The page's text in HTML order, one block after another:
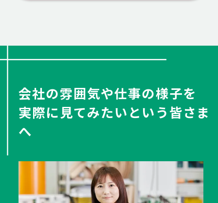
会社の雰囲気や仕事の様子を
実際に見てみたいという皆さま
へ